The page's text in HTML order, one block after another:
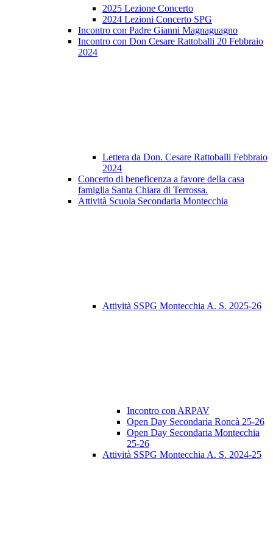
2025 Lezione Concerto
2024 Lezioni Concerto SPG
Incontro con Padre Gianni Magnaguagno
Incontro con Don Cesare Rattoballi 20 Febbraio
2024
Lettera da Don. Cesare Rattoballi Febbraio
2024
Concerto di beneficenza a favore della casa
famiglia Santa Chiara di Terrossa.
Attività Scuola Secondaria Montecchia
Attività SSPG Montecchia A. S. 2025-26
Incontro con ARPAV
Open Day Secondaria Roncà 25-26
Open Day Secondaria Montecchia
25-26
Attività SSPG Montecchia A. S. 2024-25